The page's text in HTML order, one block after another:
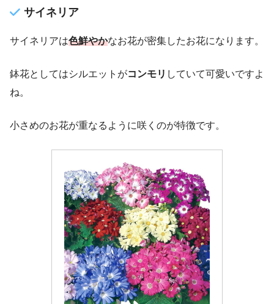
サイネリア
サイネリアは色鮮やかなお花が密集したお花になります。
鉢花としてはシルエットがコンモリ していて可愛いですよ
ね。
小さめのお花が重なるように咲くのが特徴です。